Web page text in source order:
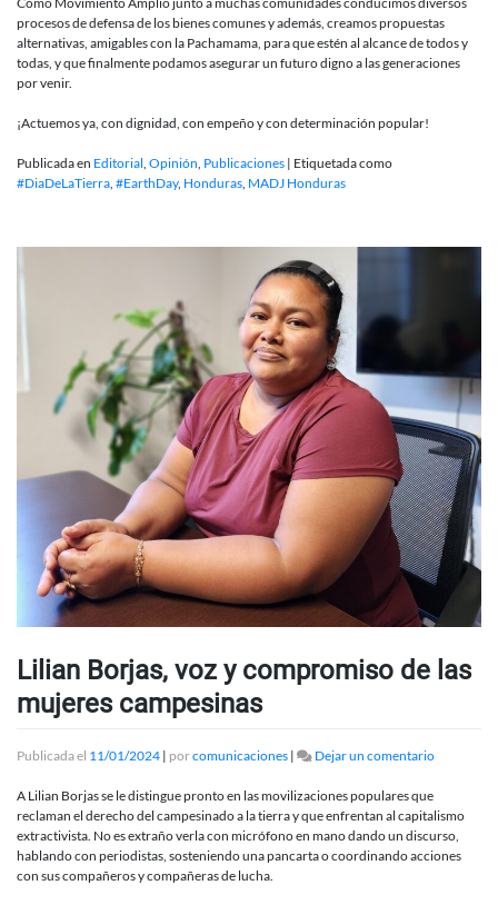
procesos de defensa de los bienes comunes y además, creamos propuestas
alternativas, amigables con la Pachamama, para que estén al alcance de todos y
todas, y que finalmente podamos asegurar un futuro digno a las generaciones
por venir.
¡Actuemos ya, con dignidad, con empeño y con determinación popular!
Publicada en Editorial, Opinión, Publicaciones | Etiquetada como
#DiaDeLaTierra, #EarthDay, Honduras, MADJ Honduras
Lilian Borjas, voz y compromiso de las
mujeres campesinas
Publicada el 11/01/2024 | porcomunicaciones | Dejar un comentarioen
voz
y
A Lilian Borjas se le distingue pronto en las movilizaciones populares que
reclaman el derecho del campesinado a la tierra y que enfrentan al capitalismo
extractivista. No es extraño verla con micrófono en mano dando un discurso,
hablando con periodistas, sosteniendo una pancarta o coordinando acciones
con sus compañeros y compañeras de lucha.